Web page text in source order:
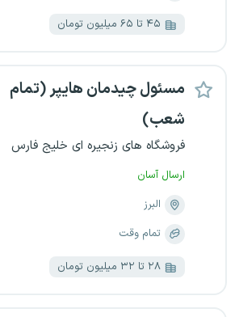
۴۵ تا ۶۵ میلیون تومان
مسئول چیدمان هایپر (تمام
شعب)
فروشگاه های زنجیره ای خلیج فارس
ارسال آسان
البرز
تمام وقت
۲۸ تا ۳۲ میلیون تومان